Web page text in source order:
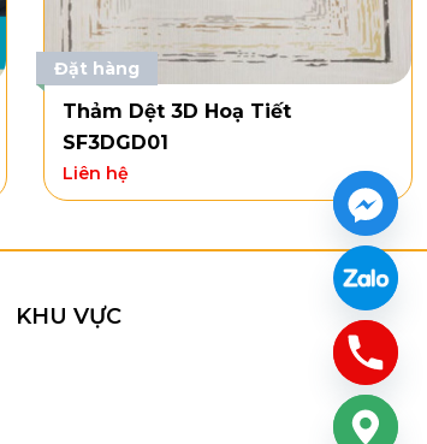
Đặt hàng
Thảm Dệt 3D Hoạ Tiết
SF3DGD01
Liên hệ
KHU VỰC